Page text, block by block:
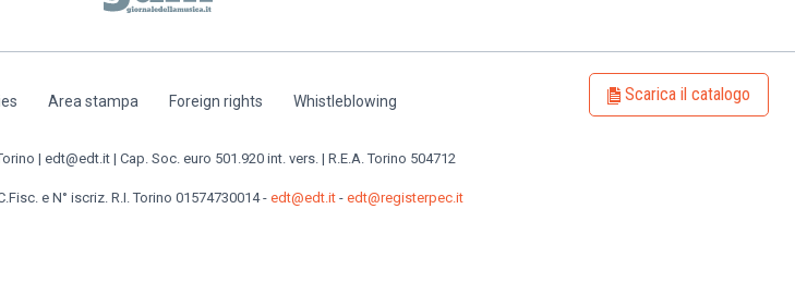
Area stampa Foreign rights Whistleblowing Scarica il catalogo
| edt@edt.it | Cap. Soc. euro 501.920 int. vers. | R.E.A. Torino 504712
e N° iscriz. R.I. Torino 01574730014 - edt@edt.it- edt@registerpec.it